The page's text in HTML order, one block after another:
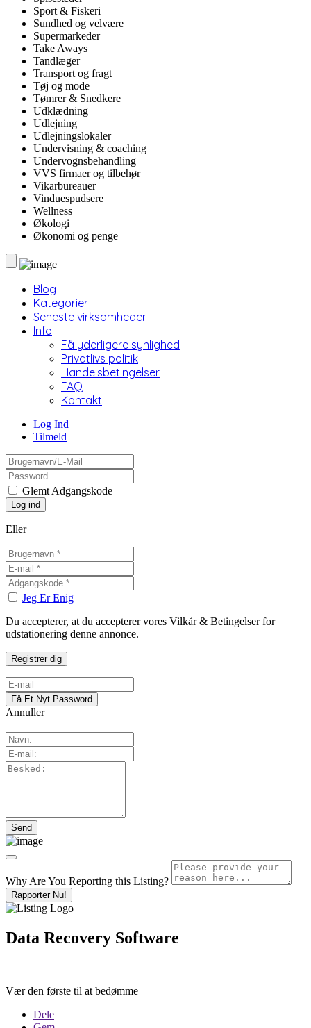
Sport & Fiskeri
Sundhed og velvære
Supermarkeder
Take Aways
Tandlæger
Transport og fragt
Tøj og mode
Tømrer & Snedkere
Udklædning
Udlejning
Udlejningslokaler
Undervisning & coaching
Undervognsbehandling
VVS firmaer og tilbehør
Vikarbureauer
Vinduespudsere
Wellness
Økologi
Økonomi og penge
Blog
Kategorier
Seneste virksomheder
Info
Få yderligere synlighed
Privatlivs politik
Handelsbetingelser
FAQ
Kontakt
Log Ind
Tilmeld
Glemt Adgangskode
Eller
Jeg Er Enig
Du accepterer, at du accepterer vores Vilkår & Betingelser for
udstationering denne annonce.
Annuller
Why Are You Reporting this Listing?
Rapporter Nu!
Data Recovery Software
Vær den første til at bedømme
Dele